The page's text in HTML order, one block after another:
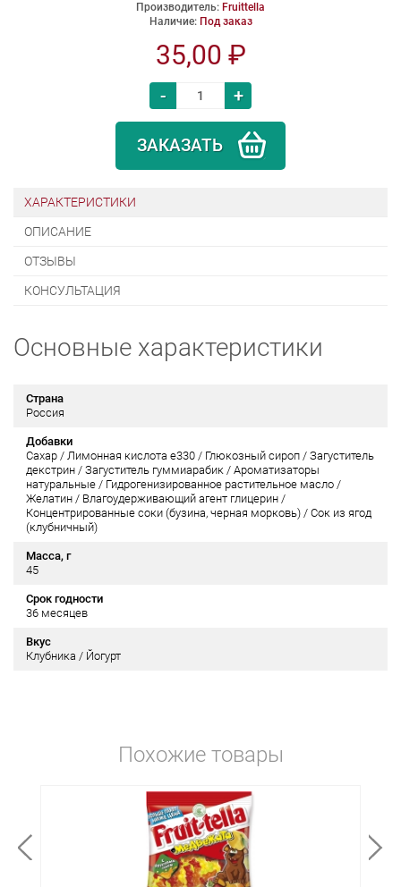
Производитель: Fruittella
Наличие: Под заказ
35,00 ₽
- +
ЗАКАЗАТЬ
ХАРАКТЕРИСТИКИ
ОПИСАНИЕ
ОТЗЫВЫ
КОНСУЛЬТАЦИЯ
Основные характеристики
Страна
Россия
Добавки
Сахар / Лимонная кислота е330 / Глюкозный сироп / Загуститель
декстрин / Загуститель гyммиapaбик / Ароматизаторы
натуральные / Гидрогенизированное растительное масло /
Желатин / Влагоудерживающий агент глицерин /
Концентрированные соки (бузина, черная морковь) / Сок из ягод
(клубничный)
Масса, г
45
Срок годности
36 месяцев
Вкус
Клубника / Йогурт
Похожие товары